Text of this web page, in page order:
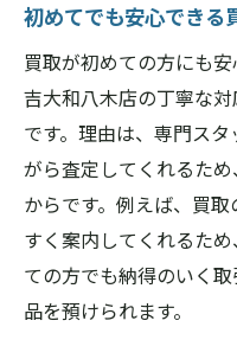
家電の動作確
由
家具の状態と
るか
買取大吉大和
げる準備法
査定前のクリ
買取大吉大和
初めてでも安心できる
買取が初めての方にも
吉大和八木店の丁寧な
です。理由は、専門ス
がら査定してくれるた
からです。例えば、買
すく案内してくれるた
ての方でも納得のいく
品を預けられます。